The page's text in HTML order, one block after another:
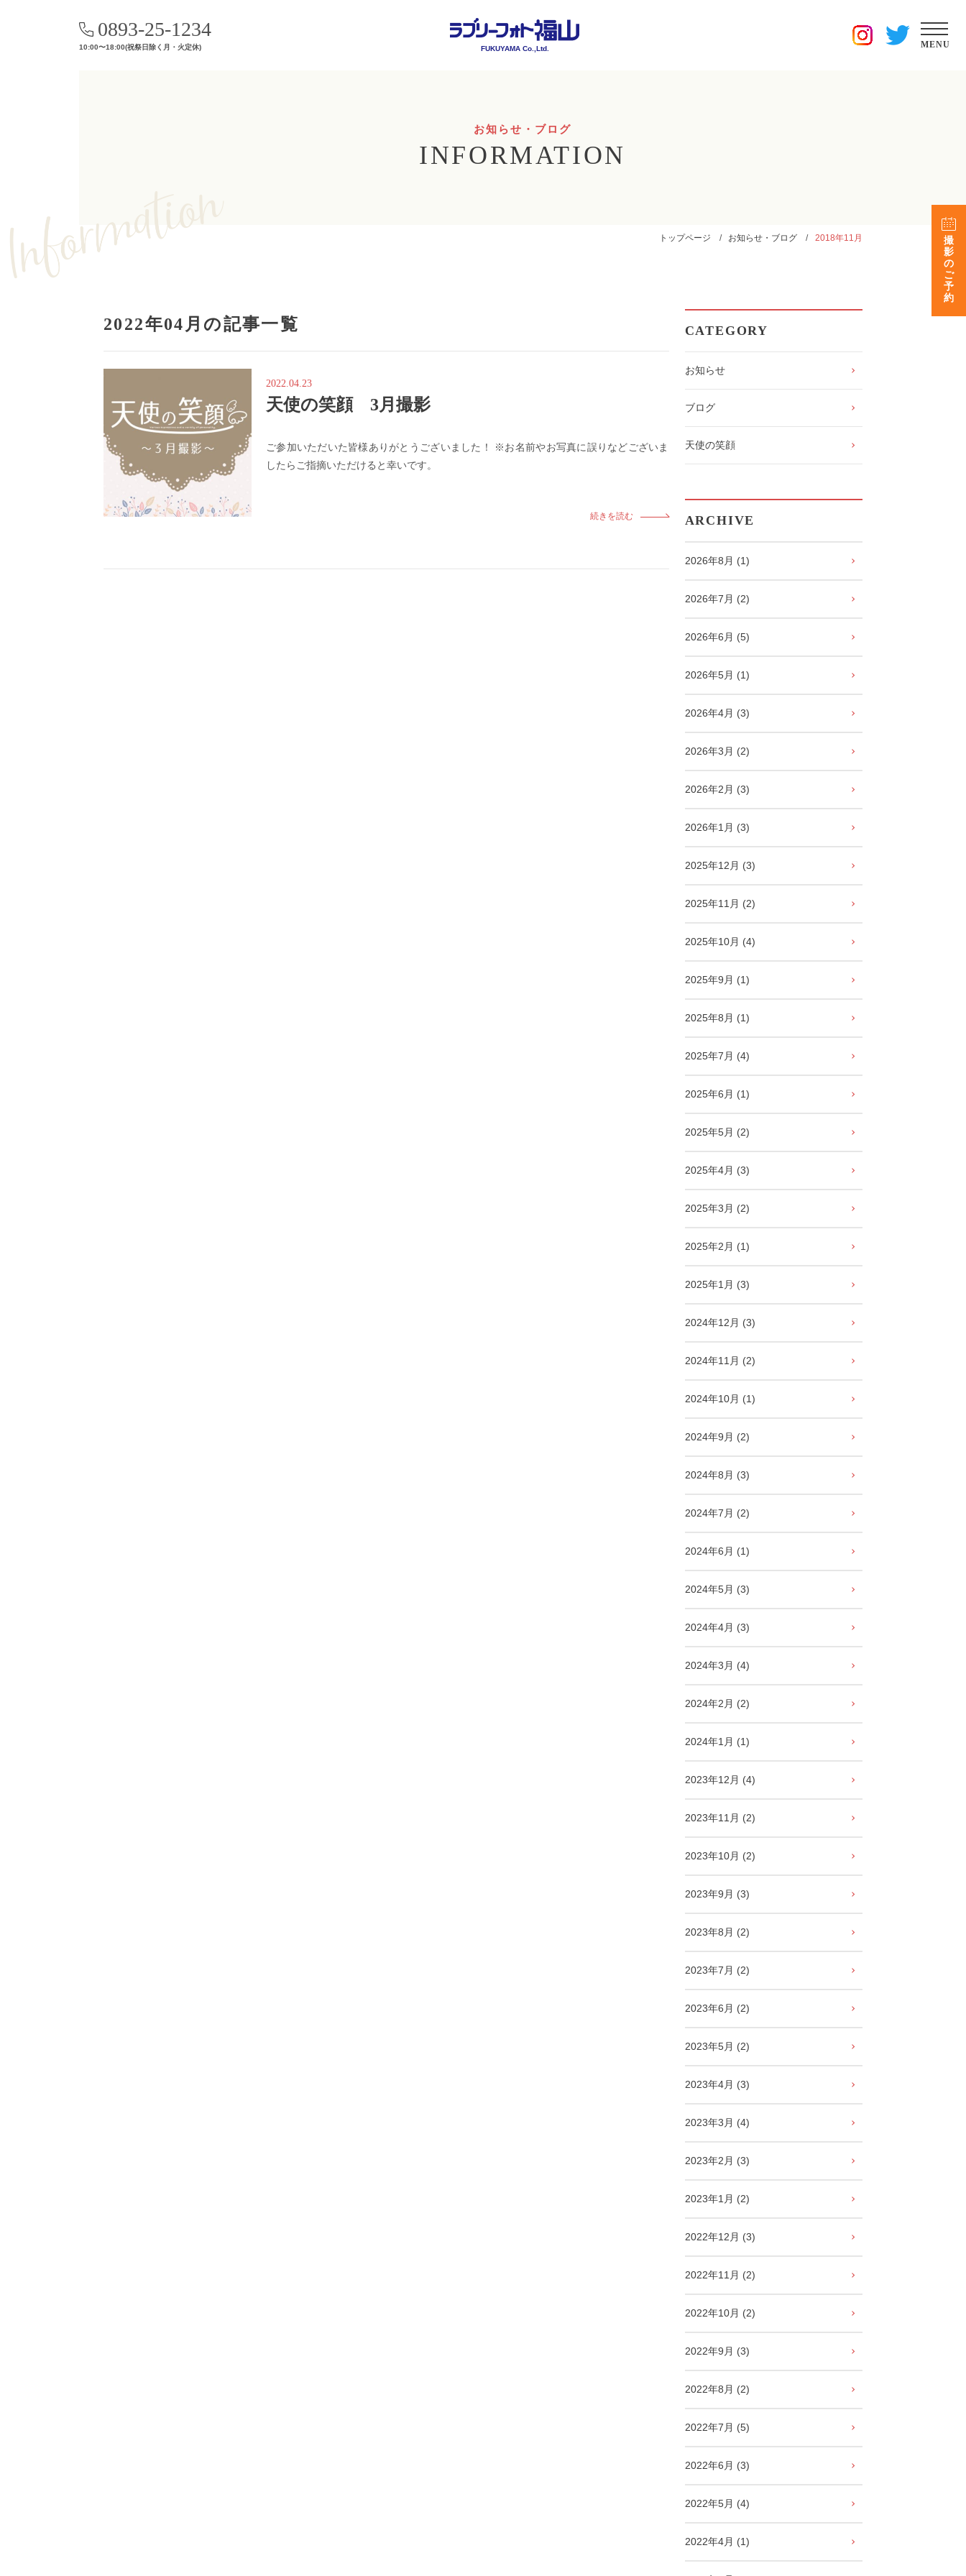
FUKUYAMA Co.,Ltd.
0893-25-1234
10:00〜18:00(祝祭日除く月・火定休) MENU
お知らせ・ブログ
INFORMATION
トップページ お知らせ・ブログ 2018年11月
2022年04月の記事一覧
2022.04.23
天使の笑顔 3月撮影
ご参加いただいた皆様ありがとうございました！ ※お名前やお写真に誤りなどございま
したらご指摘いただけると幸いです。
続きを読む
CATEGORY
お知らせ
ブログ
天使の笑顔
ARCHIVE
2026年8月 (1)
2026年7月 (2)
2026年6月 (5)
2026年5月 (1)
2026年4月 (3)
2026年3月 (2)
2026年2月 (3)
2026年1月 (3)
2025年12月 (3)
2025年11月 (2)
2025年10月 (4)
2025年9月 (1)
2025年8月 (1)
2025年7月 (4)
2025年6月 (1)
2025年5月 (2)
2025年4月 (3)
2025年3月 (2)
2025年2月 (1)
2025年1月 (3)
2024年12月 (3)
2024年11月 (2)
2024年10月 (1)
2024年9月 (2)
2024年8月 (3)
2024年7月 (2)
2024年6月 (1)
2024年5月 (3)
2024年4月 (3)
2024年3月 (4)
2024年2月 (2)
2024年1月 (1)
2023年12月 (4)
2023年11月 (2)
2023年10月 (2)
2023年9月 (3)
2023年8月 (2)
2023年7月 (2)
2023年6月 (2)
2023年5月 (2)
2023年4月 (3)
2023年3月 (4)
2023年2月 (3)
2023年1月 (2)
2022年12月 (3)
2022年11月 (2)
2022年10月 (2)
2022年9月 (3)
2022年8月 (2)
2022年7月 (5)
2022年6月 (3)
2022年5月 (4)
2022年4月 (1)
撮
影
の
ご
予
約